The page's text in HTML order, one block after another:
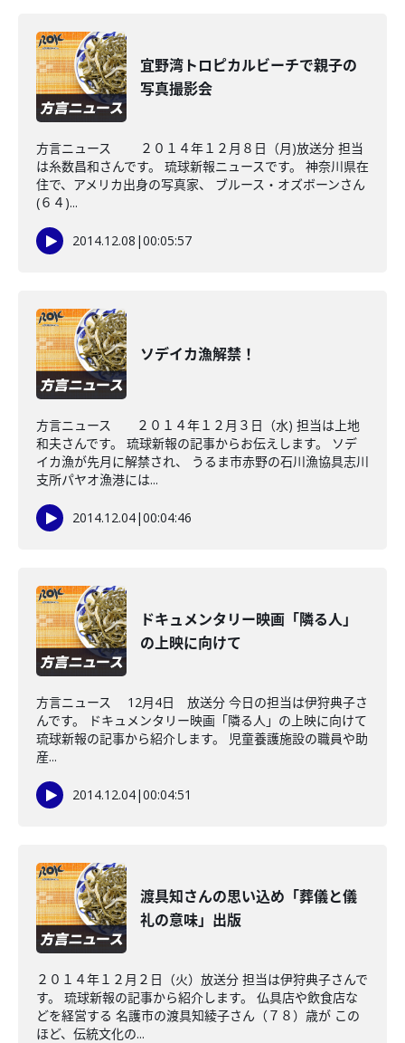
宜野湾トロピカルビーチで親子の
写真撮影会
方言ニュース ２０１４年１２月８日（月)放送分 担当
は糸数昌和さんです。 琉球新報ニュースです。 神奈川県在
住で、アメリカ出身の写真家、 ブルース・オズボーンさん
(６４)...
2014.12.08 |00:05:57
ソデイカ漁解禁！
方言ニュース ２０１４年１２月３日（水) 担当は上地
和夫さんです。 琉球新報の記事からお伝えします。 ソデ
イカ漁が先月に解禁され、 うるま市赤野の石川漁協具志川
支所パヤオ漁港には...
2014.12.04|00:04:46
ドキュメンタリー映画「隣る人」
の上映に向けて
方言ニュース 12月4日 放送分 今日の担当は伊狩典子さ
んです。 ドキュメンタリー映画「隣る人」の上映に向けて
琉球新報の記事から紹介します。 児童養護施設の職員や助
産...
2014.12.04|00:04:51
渡具知さんの思い込め「葬儀と儀
礼の意味」出版
２０１４年１２月２日（火）放送分 担当は伊狩典子さんで
す。 琉球新報の記事から紹介します。 仏具店や飲食店な
どを経営する 名護市の渡具知綾子さん（７８）歳が この
ほど、伝統文化の...